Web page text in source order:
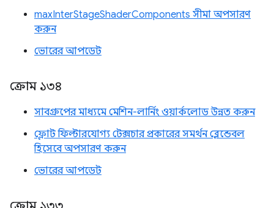
maxInterStageShaderComponents সীমা অপসারণ
করুন
ভোরের আপডেট
ক্রোম ১৩৪
সাবগ্রুপের মাধ্যমে মেশিন-লার্নিং ওয়ার্কলোড উন্নত করুন
ফ্লোট ফিল্টারযোগ্য টেক্সচার প্রকারের সমর্থন ব্লেন্ডেবল
হিসেবে অপসারণ করুন
ভোরের আপডেট